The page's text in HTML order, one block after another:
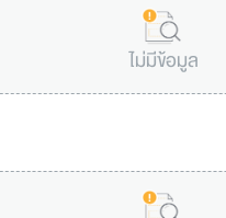
ไม่มีข้อมูล